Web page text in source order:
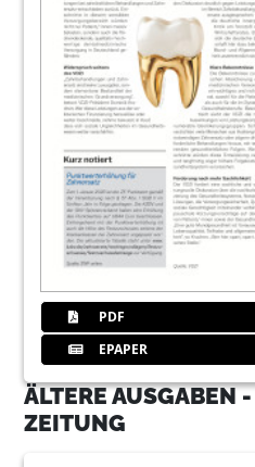
PDF
EPAPER
ÄLTERE AUSGABEN
ZEITUNG